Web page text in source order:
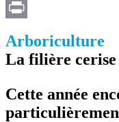
Email
Arboriculture
La filière cerise
Cette année